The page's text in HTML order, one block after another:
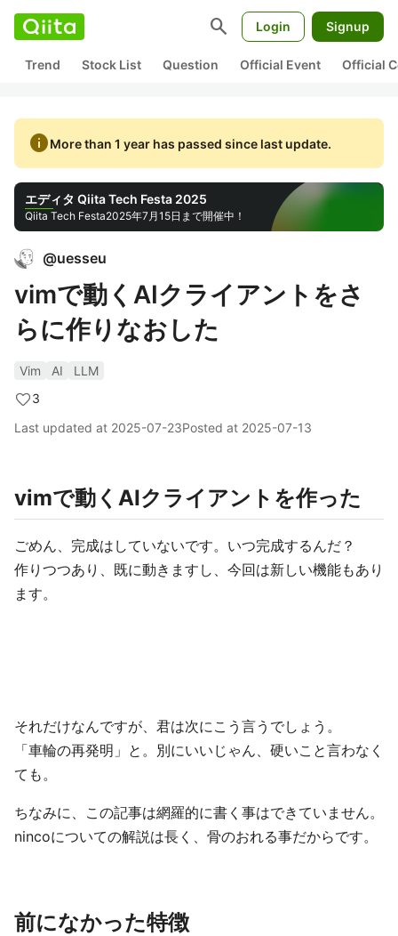
search Login Signup
Trend Stock List Question Official Event Official
infoMore than 1 year has passed since last update.
エディタ Qiita Tech Festa 2025
Qiita Tech Festa2025年7月15日まで開催中！
@uesseu
vimで動くAIクライアントをさ
らに作りなおした
Vim AI
LLM
3
Last updated at 2025-07-23Posted at 2025-07-13
vimで動くAIクライアントを作った
ごめん、完成はしていないです。いつ完成するんだ？
作りつつあり、既に動きますし、今回は新しい機能もあり
ます。
それだけなんですが、君は次にこう言うでしょう。
「車輪の再発明」と。別にいいじゃん、硬いこと言わなく
ても。
ちなみに、この記事は網羅的に書く事はできていません。
nincoについての解説は長く、骨のおれる事だからです。
前になかった特徴